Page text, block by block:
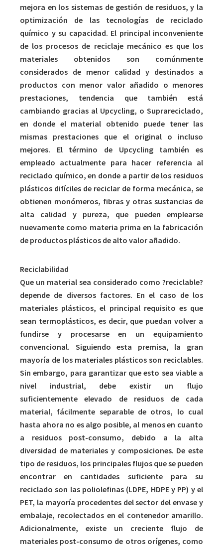
mejora en los sistemas de gestión de residuos, y la
optimización de las tecnologías de reciclado
químico y su capacidad. El principal inconveniente
de los procesos de reciclaje mecánico es que los
materiales obtenidos son comúnmente
considerados de menor calidad y destinados a
productos con menor valor añadido o menores
prestaciones, tendencia que también está
cambiando gracias al Upcycling, o Suprareciclado,
en donde el material obtenido puede tener las
mismas prestaciones que el original o incluso
mejores. El término de Upcycling también es
empleado actualmente para hacer referencia al
reciclado químico, en donde a partir de los residuos
plásticos difíciles de reciclar de forma mecánica, se
obtienen monómeros, fibras y otras sustancias de
alta calidad y pureza, que pueden emplearse
nuevamente como materia prima en la fabricación
de productos plásticos de alto valor añadido.
Reciclabilidad
Que un material sea considerado como ?reciclable?
depende de diversos factores. En el caso de los
materiales plásticos, el principal requisito es que
sean termoplásticos, es decir, que puedan volver a
fundirse y procesarse en un equipamiento
convencional. Siguiendo esta premisa, la gran
mayoría de los materiales plásticos son reciclables.
Sin embargo, para garantizar que esto sea viable a
nivel industrial, debe existir un flujo
suficientemente elevado de residuos de cada
material, fácilmente separable de otros, lo cual
hasta ahora no es algo posible, al menos en cuanto
a residuos post-consumo, debido a la alta
diversidad de materiales y composiciones. De este
tipo de residuos, los principales flujos que se pueden
encontrar en cantidades suficiente para su
reciclado son las poliolefinas (LDPE, HDPE y PP) y el
PET, la mayoría procedentes del sector del envase y
embalaje, recolectados en el contenedor amarillo.
Adicionalmente, existe un creciente flujo de
materiales post-consumo de otros orígenes, como